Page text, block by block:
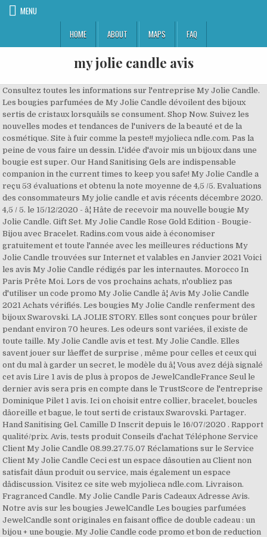
MENU
HOME
ABOUT MAPS FAQ
my jolie candle avis
Consultez toutes les informations sur l'entreprise My Jolie Candle.
Les bougies parfumées de My Jolie Candle dévoilent des bijoux
sertis de cristaux lorsquâils se consument. Shop Now. Suivez les
nouvelles modes et tendances de l'univers de la beauté et de la
cosmétique. Site à fuir comme la peste!! myjolieca ndle.com. Pas la
peine de vous faire un dessin. L'idée d'avoir mis un bijoux dans une
bougie est super. Our Hand Sanitising Gels are indispensable
companion in the current times to keep you safe! My Jolie Candle a
reçu 53 évaluations et obtenu la note moyenne de 4,5 /5. Evaluations
des consommateurs My jolie candle et avis récents décembre 2020.
4,5 / 5. le 15/12/2020 - â¦ Hâte de recevoir ma nouvelle bougie My
Jolie Candle. Gift Set. My Jolie Candle Rose Gold Edition - Bougie-
Bijou avec Bracelet. Radins.com vous aide à économiser
gratuitement et toute l'année avec les meilleures réductions My
Jolie Candle trouvées sur Internet et valables en Janvier 2021 Voici
les avis My Jolie Candle rédigés par les internautes. Morocco In
Paris Prête Moi. Lors de vos prochains achats, n'oubliez pas
d'utiliser un code promo My Jolie Candle â¦ Avis My Jolie Candle
2021 Achats vérifiés. Les bougies My Jolie Candle renferment des
bijoux Swarovski. LA JOLIE STORY. Elles sont conçues pour brûler
pendant environ 70 heures. Les odeurs sont variées, il existe de
toute taille. My Jolie Candle avis et test. My Jolie Candle. Elles
savent jouer sur lâeffet de surprise , même pour celles et ceux qui
ont du mal à garder un secret, le modèle du â¦ Vous avez déjà signalé
cet avis Lire 1 avis de plus à propos de JewelCandleFrance Seul le
dernier avis sera pris en compte dans le TrustScore de l'entreprise
Dominique Pilet 1 avis. Ici on choisit entre collier, bracelet, boucles
dâoreille et bague, le tout serti de cristaux Swarovski. Partager.
Hand Sanitising Gel. Camille D Inscrit depuis le 16/07/2020 . Rapport
qualité/prix. Avis, tests produit Conseils d'achat Téléphone Service
Client My Jolie Candle 08.99.27.75.07 Réclamations sur le Service
Client My Jolie Candle Ceci est un espace dâsoutien au Client non
satisfait dâun produit ou service, mais également un espace
dâdiscussion. Visitez ce site web myjolieca ndle.com. Livraison.
Fragranced Candle. My Jolie Candle Paris Cadeaux Adresse Avis.
Notre avis sur les bougies JewelCandle Les bougies parfumées
JewelCandle sont originales en faisant office de double cadeau : un
bijou + une bougie. My Jolie Candle code promo et bon de reduction